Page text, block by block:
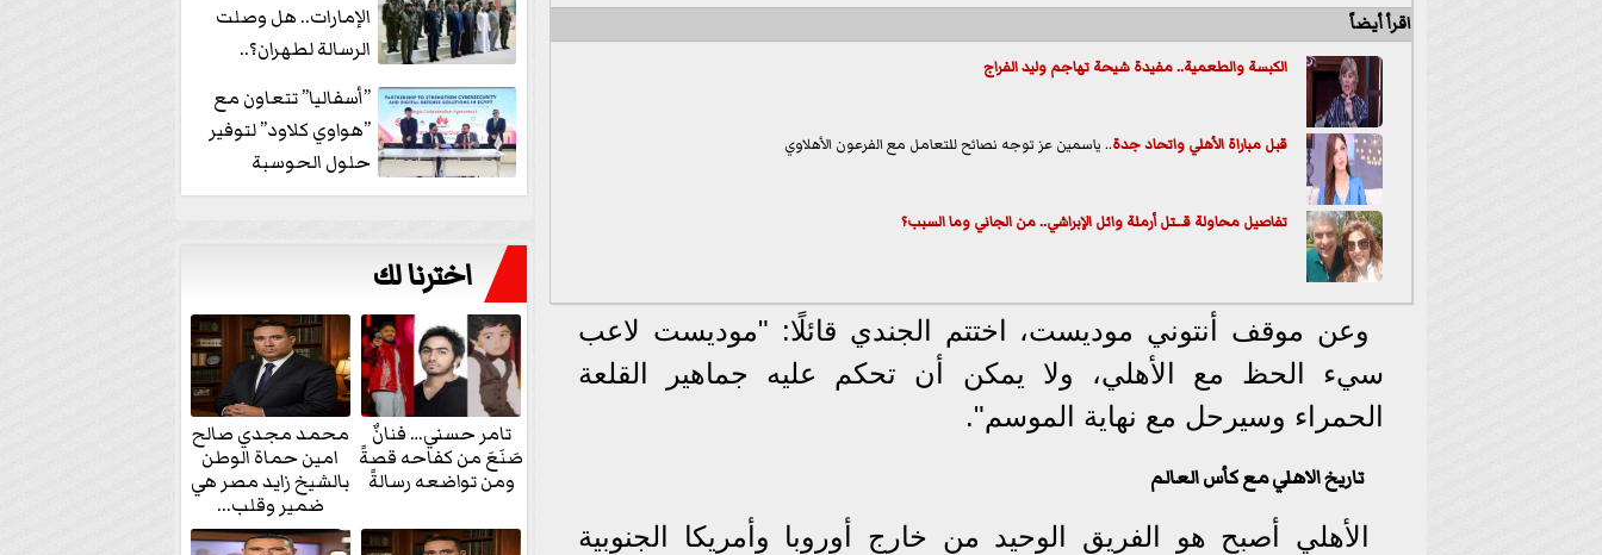
اقرأ أيضاً
الكبسة والطعمية.. مفيدة شيحة تهاجم وليد الفراج
قبل مباراة الأهلي واتحاد جدة.. ياسمين عز توجه نصائح للتعامل مع الفرعون الأهلاوي
تفاصيل محاولة قـ.ـتل أرملة وائل الإبراشي.. من الجاني وما السبب؟
وعن موقف أنتوني موديست، اختتم الجندي قائلًا: "موديست لاعب
سيء الحظ مع الأهلي، ولا يمكن أن تحكم عليه جماهير القلعة
الحمراء وسيرحل مع نهاية الموسم".
تاريخ الاهلي مع كأس العالم
الأهلي أصبح هو الفريق الوحيد من خارج أوروبا وأمريكا الجنوبية
الإمارات.. هل وصلت
الرسالة لطهران؟..
”ماعت جروب” تُجيب؟
|...
”أسفاليا” تتعاون مع
”هواوي كلاود” لتوفير
حلول الحوسبة
السحابية والأمن
اخترنا لك
تامر حسني… فنانٌ
صَنَعَ من كفاحه قصةً
ومن تواضعه رسالةً
محمد مجدي صالح
امين حماة الوطن
بالشيخ زايد مصر هي
ضمير وقلب...